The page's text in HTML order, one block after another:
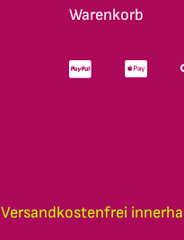
Warenkorb
Versandkostenfrei